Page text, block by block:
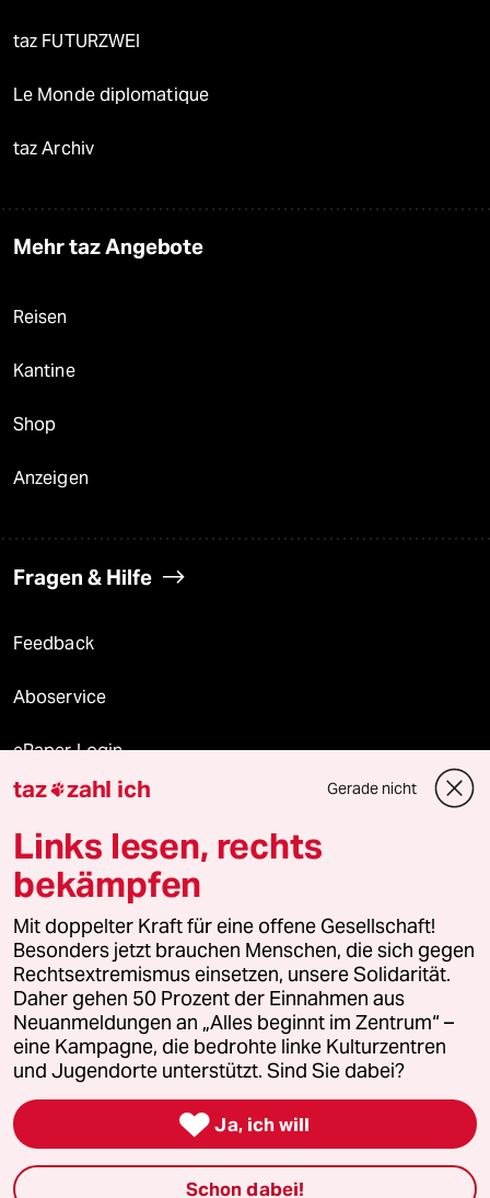
taz FUTURZWEI
Le Monde diplomatique
taz Archiv
Mehr taz Angebote
Reisen
Kantine
Shop
Anzeigen
Fragen & Hilfe
Feedback
Aboservice
ePaper Login
Downloads für Abonnierende
© 2026 taz Verlags und Vertriebs GmbH
Alle Rechte vorbehalten. Bei rechtlichen Fragen oder für Genehmigungen
wenden Sie sich bitte an
lizenzen@taz.de
Feedback Redaktionsstatut Kommune-Richtlinien
Leitlinie Informant Datenschutz Impressum AGB
Seitenwende Einwilligungen widerrufen (Ads)
taz zahl ich Gerade nicht
Links lesen, rechts
bekämpfen
Mit doppelter Kraft für eine offene Gesellschaft!
Besonders jetzt brauchen Menschen, die sich gegen
Rechtsextremismus einsetzen, unsere Solidarität.
Daher gehen 50 Prozent der Einnahmen aus
Neuanmeldungen an „Alles beginnt im Zentrum“ –
eine Kampagne, die bedrohte linke Kulturzentren
und Jugendorte unterstützt. Sind Sie dabei?
 Ja, ich will
Schon dabei!